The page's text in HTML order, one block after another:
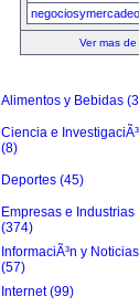
Ver mas
Alimentos y Bebidas
Ciencia e
(8)
Deportes (45)
Empresas e Industrias
(374)
InformaciÃ³n y Noticias
(57)
Internet (99)